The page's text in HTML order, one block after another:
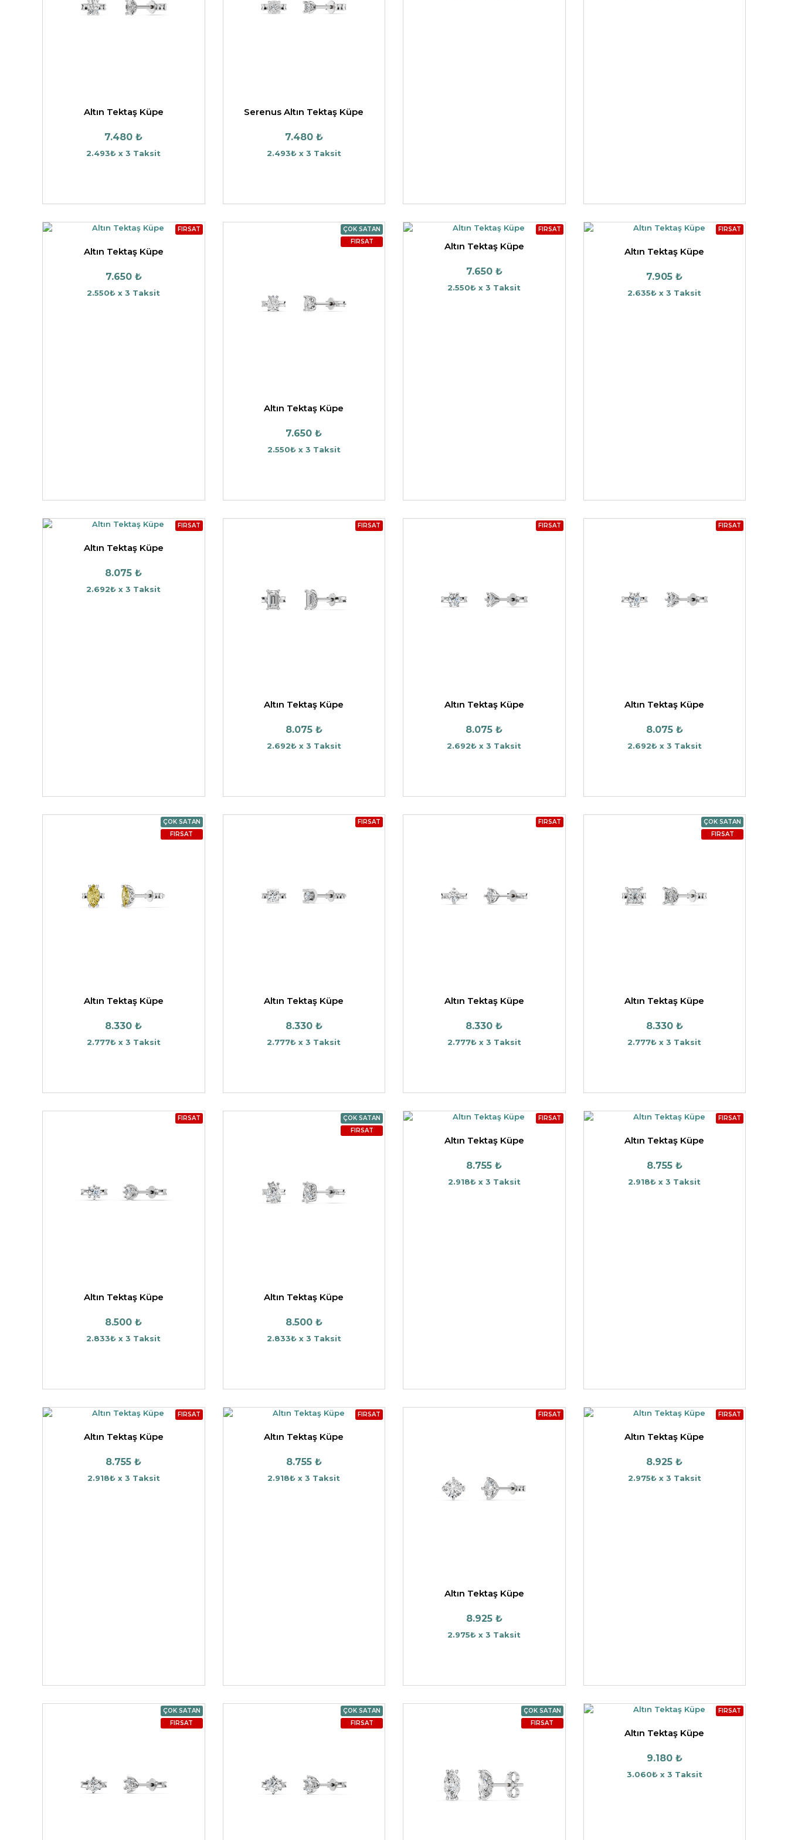
Altın Tektaş Küpe
7.480 ₺
2.493₺ x 3 Taksit
Serenus Altın Tektaş Küpe
7.480 ₺
2.493₺ x 3 Taksit
FIRSAT
Altın Tektaş Küpe
7.650 ₺
2.550₺ x 3 Taksit
ÇOK SATAN
FIRSAT
Altın Tektaş Küpe
7.650 ₺
2.550₺ x 3 Taksit
FIRSAT
Altın Tektaş Küpe
7.650 ₺
2.550₺ x 3 Taksit
FIRSAT
Altın Tektaş Küpe
7.905 ₺
2.635₺ x 3 Taksit
FIRSAT
Altın Tektaş Küpe
8.075 ₺
2.692₺ x 3 Taksit
FIRSAT
Altın Tektaş Küpe
8.075 ₺
2.692₺ x 3 Taksit
FIRSAT
Altın Tektaş Küpe
8.075 ₺
2.692₺ x 3 Taksit
FIRSAT
Altın Tektaş Küpe
8.075 ₺
2.692₺ x 3 Taksit
ÇOK SATAN
FIRSAT
Altın Tektaş Küpe
8.330 ₺
2.777₺ x 3 Taksit
FIRSAT
Altın Tektaş Küpe
8.330 ₺
2.777₺ x 3 Taksit
FIRSAT
Altın Tektaş Küpe
8.330 ₺
2.777₺ x 3 Taksit
ÇOK SATAN
FIRSAT
Altın Tektaş Küpe
8.330 ₺
2.777₺ x 3 Taksit
FIRSAT
Altın Tektaş Küpe
8.500 ₺
2.833₺ x 3 Taksit
ÇOK SATAN
FIRSAT
Altın Tektaş Küpe
8.500 ₺
2.833₺ x 3 Taksit
FIRSAT
Altın Tektaş Küpe
8.755 ₺
2.918₺ x 3 Taksit
FIRSAT
Altın Tektaş Küpe
8.755 ₺
2.918₺ x 3 Taksit
FIRSAT
Altın Tektaş Küpe
8.755 ₺
2.918₺ x 3 Taksit
FIRSAT
Altın Tektaş Küpe
8.755 ₺
2.918₺ x 3 Taksit
FIRSAT
Altın Tektaş Küpe
8.925 ₺
2.975₺ x 3 Taksit
FIRSAT
Altın Tektaş Küpe
8.925 ₺
2.975₺ x 3 Taksit
ÇOK SATAN
FIRSAT
ÇOK SATAN
FIRSAT
ÇOK SATAN
FIRSAT
FIRSAT
Altın Tektaş Küpe
9.180 ₺
3.060₺ x 3 Taksit